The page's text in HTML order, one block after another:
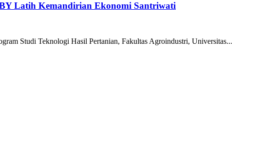
Latih Kemandirian Ekonomi Santriwati
Studi Teknologi Hasil Pertanian, Fakultas Agroindustri, Universitas...